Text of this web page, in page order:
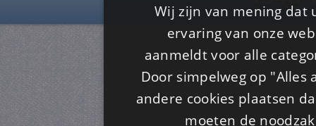
Wij zijn van mening dat
ervaring van onze
aanmeldt voor alle
Door simpelweg op
andere cookies plaatsen
moeten de